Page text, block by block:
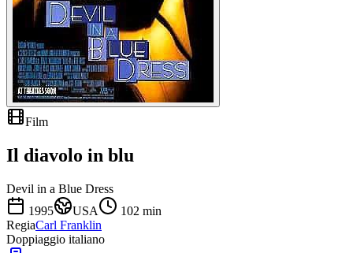
Film
Il diavolo in blu
Devil in a Blue Dress
1995
USA 102 min
RegiaCarl Franklin
Doppiaggio italiano